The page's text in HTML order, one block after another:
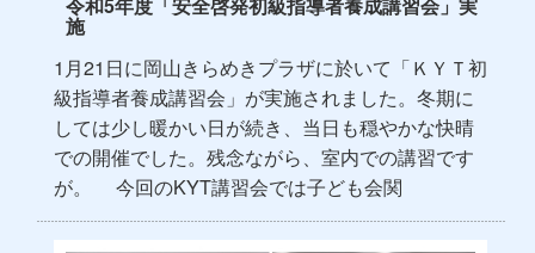
令和5年度「安全啓発初級指導者養成講習会」実
施
1月21日に岡山きらめきプラザに於いて「ＫＹＴ初
級指導者養成講習会」が実施されました。冬期に
しては少し暖かい日が続き、当日も穏やかな快晴
での開催でした。残念ながら、室内での講習です
が。 今回のKYT講習会では子ども会関